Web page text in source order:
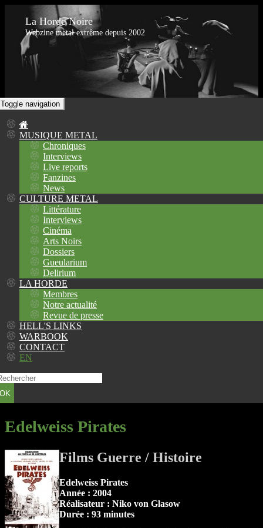
La Horde Noire
Webzine metal extrême depuis 2002
Toggle navigation
MUSIQUE METAL
Chroniques
Interviews
Live reports
Fanzines
News
CULTURE METAL
Littérature
Interviews
Cinéma
Arts Noirs
Dossiers
Gueularium
Delirium
LA HORDE
Membres
Notre actualité
Revue de presse
HELL'S LINKS
WARBOOK
CONTACT
EN
OK
Edelweiss Pirates
Films Guerre / Histoire
Edelweiss Pirates
Année : 2004
Réalisateur : Niko von Glasow
Durée : 93 minutes